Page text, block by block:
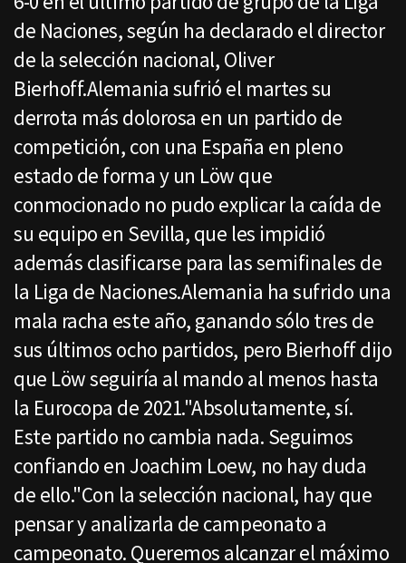
de Naciones, según ha declarado el director
de la selección nacional, Oliver
Bierhoff.Alemania sufrió el martes su
derrota más dolorosa en un partido de
competición, con una España en pleno
estado de forma y un Löw que
conmocionado no pudo explicar la caída de
su equipo en Sevilla, que les impidió
además clasificarse para las semifinales de
la Liga de Naciones.Alemania ha sufrido una
mala racha este año, ganando sólo tres de
sus últimos ocho partidos, pero Bierhoff dijo
que Löw seguiría al mando al menos hasta
la Eurocopa de 2021."Absolutamente, sí.
Este partido no cambia nada. Seguimos
confiando en Joachim Loew, no hay duda
de ello."Con la selección nacional, hay que
pensar y analizarla de campeonato a
campeonato. Queremos alcanzar el máximo